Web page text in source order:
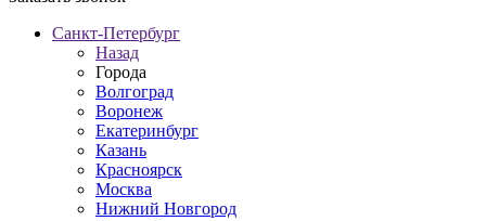
Санкт-Петербург
Назад
Города
Волгоград
Воронеж
Екатеринбург
Казань
Красноярск
Москва
Нижний Новгород